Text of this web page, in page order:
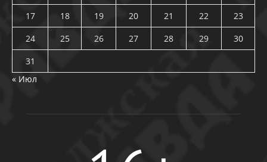
17
18 19 20 21 22
23
24
25 26 27 28 29
30
31
« Июл